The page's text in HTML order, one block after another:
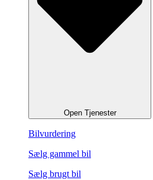
Open Tjenester
Bilvurdering
Sælg gammel bil
Sælg brugt bil